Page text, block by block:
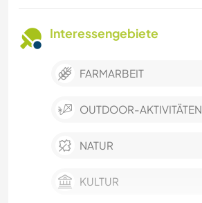
Interessengebiete
FARMARBEIT
OUTDOOR-AKTIVITÄTEN
NATUR
KULTUR